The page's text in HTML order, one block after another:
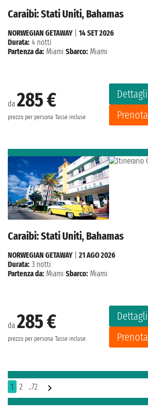
Caraibi: Stati Uniti, Bahamas
da 285 €
prezzo per persona Tasse incluse
Dettagli
Prenota
NORWEGIAN GETAWAY
14 SET 2026
Durata: 4 notti
Partenza da: Miami Sbarco: Miami
Caraibi: Stati Uniti, Bahamas
da 285 €
prezzo per persona Tasse incluse
Dettagli
Prenota
NORWEGIAN GETAWAY
21 AGO 2026
Durata: 3 notti
Partenza da: Miami Sbarco: Miami
1 2 ..72